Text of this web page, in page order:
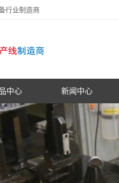
行业制造商
中心 新闻中心